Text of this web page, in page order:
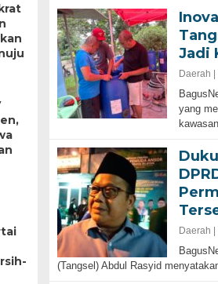
Jadi
Daerah |
yang
Daerah |
(Tangsel) Abdul Rasyid
Banten Butuh Gubernur Progresif dan